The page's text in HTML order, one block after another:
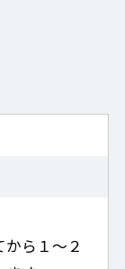
ら１〜２